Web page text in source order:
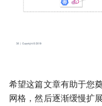
希望这篇文章有助于您
网格，然后逐渐缓慢扩